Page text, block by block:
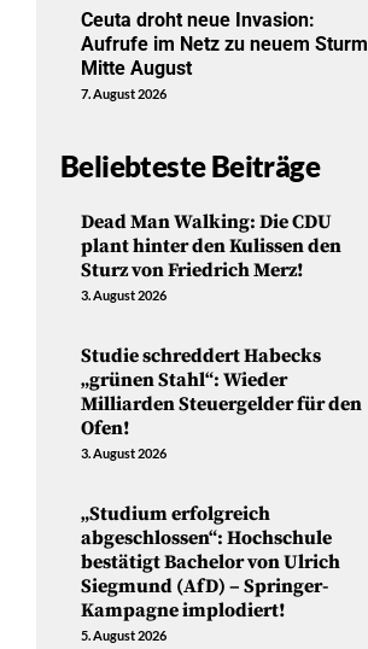
Ceuta droht neue Invasion:
Aufrufe im Netz zu neuem Sturm
Mitte August
7. August 2026
Beliebteste Beiträge
Dead Man Walking: Die CDU
plant hinter den Kulissen den
Sturz von Friedrich Merz!
3. August 2026
Studie schreddert Habecks
„grünen Stahl“: Wieder
Milliarden Steuergelder für den
Ofen!
3. August 2026
„Studium erfolgreich
abgeschlossen“: Hochschule
bestätigt Bachelor von Ulrich
Siegmund (AfD) – Springer-
Kampagne implodiert!
5. August 2026